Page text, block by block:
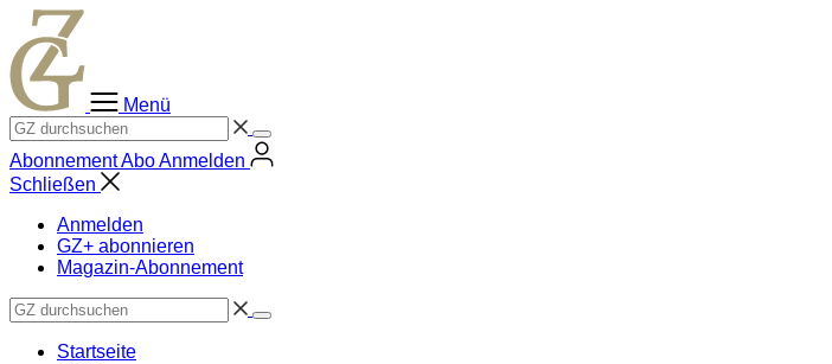
Zum
Inhalt
springen
Menü
AbonnementAboAnmelden
Schließen
Anmelden
GZ+ abonnieren
Magazin-Abonnement
Startseite